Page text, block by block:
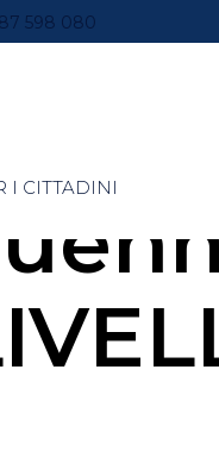
598 080
I CITTADINI